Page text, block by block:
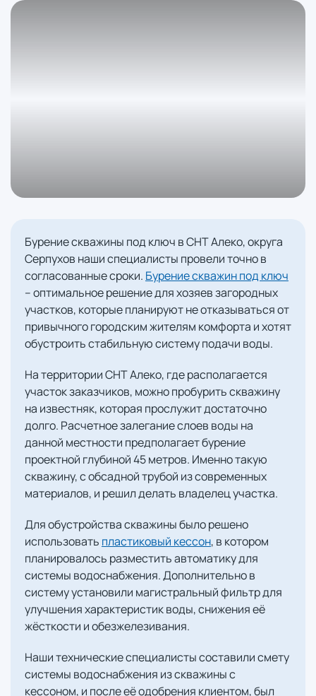
Бурение скважины под ключ в СНТ Алеко, округа
Серпухов наши специалисты провели точно в
согласованные сроки. Бурение скважин под ключ
– оптимальное решение для хозяев загородных
участков, которые планируют не отказываться от
привычного городским жителям комфорта и хотят
обустроить стабильную систему подачи воды.
На территории СНТ Алеко, где располагается
участок заказчиков, можно пробурить скважину
на известняк, которая прослужит достаточно
долго. Расчетное залегание слоев воды на
данной местности предполагает бурение
проектной глубиной 45 метров. Именно такую
скважину, с обсадной трубой из современных
материалов, и решил делать владелец участка.
Для обустройства скважины было решено
использовать пластиковый кессон, в котором
планировалось разместить автоматику для
системы водоснабжения. Дополнительно в
систему установили магистральный фильтр для
улучшения характеристик воды, снижения её
жёсткости и обезжелезивания.
Наши технические специалисты составили смету
системы водоснабжения из скважины с
кессоном, и после её одобрения клиентом, был